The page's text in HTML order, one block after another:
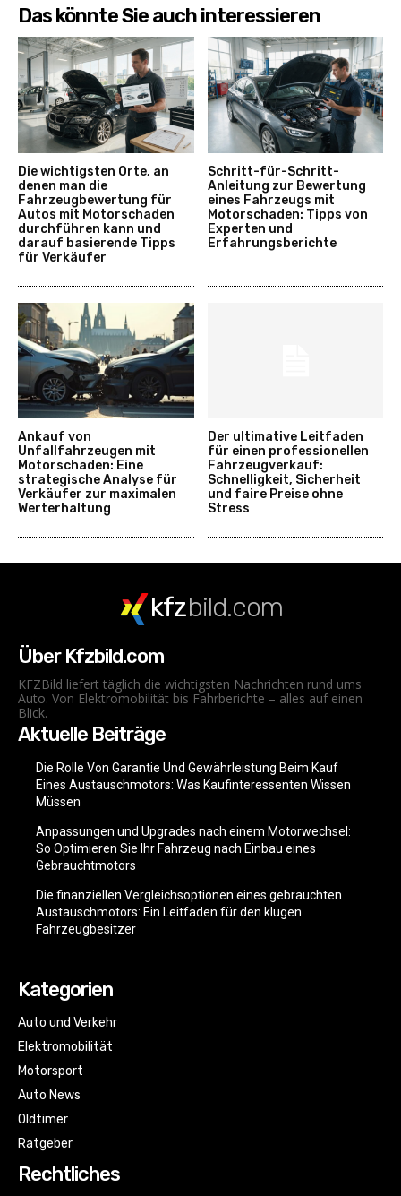
Das könnte Sie auch interessieren
Die wichtigsten Orte, an
denen man die
Fahrzeugbewertung für
Autos mit Motorschaden
durchführen kann und
darauf basierende Tipps
für Verkäufer
Schritt-für-Schritt-
Anleitung zur Bewertung
eines Fahrzeugs mit
Motorschaden: Tipps von
Experten und
Erfahrungsberichte
Ankauf von
Unfallfahrzeugen mit
Motorschaden: Eine
strategische Analyse für
Verkäufer zur maximalen
Werterhaltung
Der ultimative Leitfaden
für einen professionellen
Fahrzeugverkauf:
Schnelligkeit, Sicherheit
und faire Preise ohne
Stress
kfzbild.com
Über Kfzbild.com
KFZBild liefert täglich die wichtigsten Nachrichten rund ums
Auto. Von Elektromobilität bis Fahrberichte – alles auf einen
Blick.
Aktuelle Beiträge
Die Rolle Von Garantie Und Gewährleistung Beim Kauf
Eines Austauschmotors: Was Kaufinteressenten Wissen
Müssen
Anpassungen und Upgrades nach einem Motorwechsel:
So Optimieren Sie Ihr Fahrzeug nach Einbau eines
Gebrauchtmotors
Die finanziellen Vergleichsoptionen eines gebrauchten
Austauschmotors: Ein Leitfaden für den klugen
Fahrzeugbesitzer
Kategorien
Auto und Verkehr
Elektromobilität
Motorsport
Auto News
Oldtimer
Ratgeber
Rechtliches